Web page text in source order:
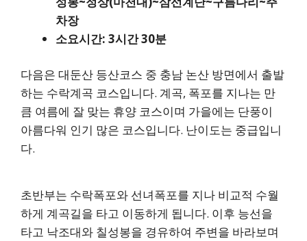
차장
소요시간: 3시간 30분
다음은 대둔산 등산코스 중 충남 논산 방면에서 출발
하는 수락계곡 코스입니다. 계곡, 폭포를 지나는 만
큼 여름에 잘 맞는 휴양 코스이며 가을에는 단풍이
아름다워 인기 많은 코스입니다. 난이도는 중급입니
다.
초반부는 수락폭포와 선녀폭포를 지나 비교적 수월
하게 계곡길을 타고 이동하게 됩니다. 이후 능선을
타고 낙조대와 칠성봉을 경유하여 주변을 바라보며